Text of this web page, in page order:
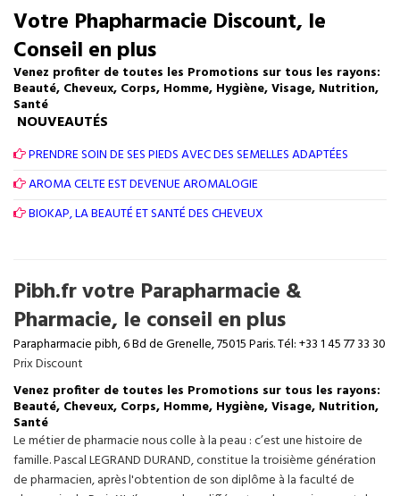
Votre Phapharmacie Discount, le
Conseil en plus
Venez profiter de toutes les Promotions sur tous les rayons:
Beauté, Cheveux, Corps, Homme, Hygiène, Visage, Nutrition,
Santé
NOUVEAUTÉS
PRENDRE SOIN DE SES PIEDS AVEC DES SEMELLES ADAPTÉES
AROMA CELTE EST DEVENUE AROMALOGIE
BIOKAP, LA BEAUTÉ ET SANTÉ DES CHEVEUX
Pibh.fr votre Parapharmacie &
Pharmacie, le conseil en plus
Parapharmacie pibh, 6 Bd de Grenelle, 75015 Paris. Tél: +33 1 45 77 33 30
Prix Discount
Venez profiter de toutes les Promotions sur tous les rayons:
Beauté, Cheveux, Corps, Homme, Hygiène, Visage, Nutrition,
Santé
Le métier de pharmacie nous colle à la peau : c’est une histoire de
famille. Pascal LEGRAND DURAND, constitue la troisième génération
de pharmacien, après l'obtention de son diplôme à la faculté de